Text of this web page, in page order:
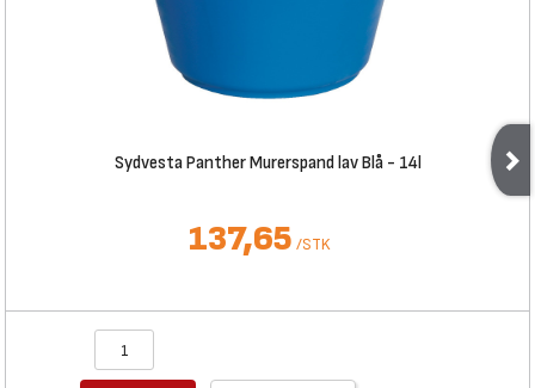
Sydvesta Panther Murerspand lav Blå - 14l
137,65 /STK